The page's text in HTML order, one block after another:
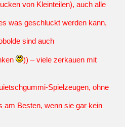
von Kleinteilen), auch alle
was geschluckt werden kann,
sind auch
)) – viele zerkauen mit
Spielzeugen, ohne
am Besten, wenn sie gar kein